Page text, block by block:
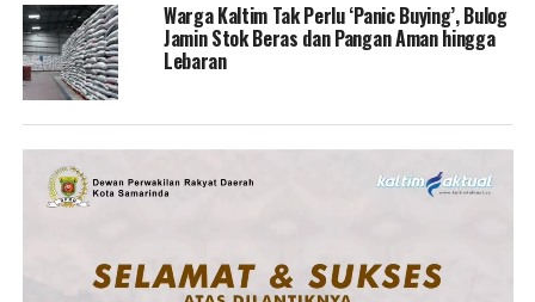
Warga Kaltim Tak Perlu ‘Panic Buying’, Bulog
Jamin Stok Beras dan Pangan Aman hingga
Lebaran